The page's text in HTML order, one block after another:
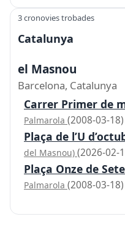
3 cronovies trobades
Catalunya
el Masnou
Barcelona, Catalunya
Carrer Primer de
Palmarola (2008-03-18)
Plaça de l’U
del Masnou) (2026-02-
Plaça Onze de
Palmarola (2008-03-18)